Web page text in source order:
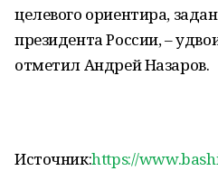
целевого ориентира,
президента России, –
отметил Андрей Назаров.
Источник:https://